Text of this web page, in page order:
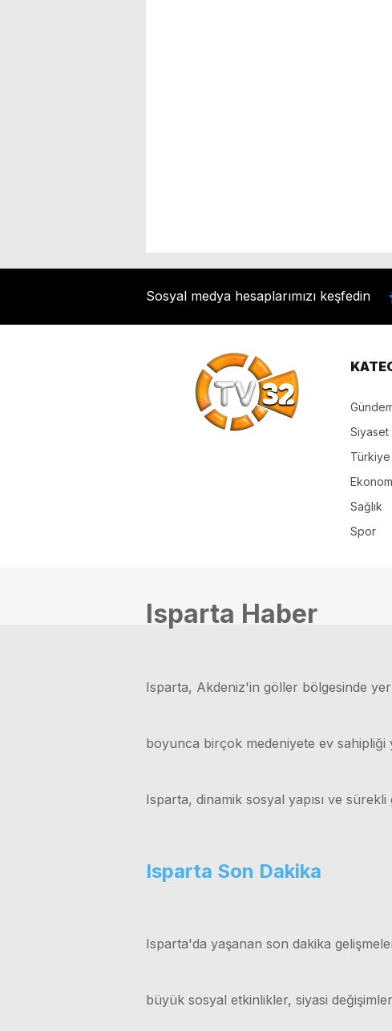
Sosyal medya hesaplarımızı keşfedin
Siyaset
Türkiye
Sağlık
Spor
Isparta Haber
Isparta, Akdeniz'in göller bölgesinde
boyunca birçok medeniyete ev sahipliği
Isparta, dinamik sosyal yapısı ve
Isparta Son Dakika
Isparta'da yaşanan son dakika
büyük sosyal etkinlikler, siyasi